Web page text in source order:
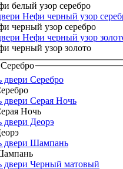
белый узор серебро
черный узор серебро
черный узор золото
Серебро
Ночь